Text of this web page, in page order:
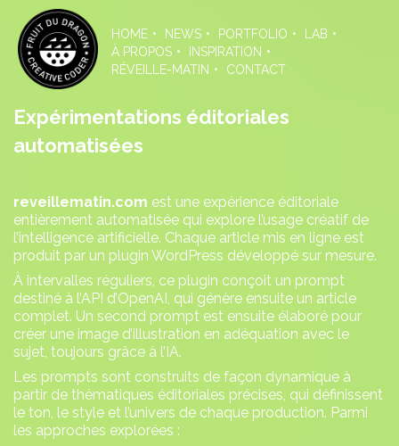
the
content
HOME NEWS PORTFOLIO
LAB
À PROPOS
INSPIRATION
RÉVEILLE-MATIN
CONTACT
Expérimentations éditoriales
automatisées
reveillematin.com est une expérience éditoriale
entièrement automatisée qui explore l’usage créatif de
l’intelligence artificielle. Chaque article mis en ligne est
produit par un plugin WordPress développé sur mesure.
À intervalles réguliers, ce plugin conçoit un prompt
destiné à l’API d’OpenAI, qui génère ensuite un article
complet. Un second prompt est ensuite élaboré pour
créer une image d’illustration en adéquation avec le
sujet, toujours grâce à l’IA.
Les prompts sont construits de façon dynamique à
partir de thématiques éditoriales précises, qui définissent
le ton, le style et l’univers de chaque production. Parmi
les approches explorées :